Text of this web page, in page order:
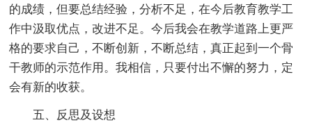
的成绩，但要总结经验，分析不足，在今后教育教学工
作中汲取优点，改进不足。今后我会在教学道路上更严
格的要求自己，不断创新，不断总结，真正起到一个骨
干教师的示范作用。我相信，只要付出不懈的努力，定
会有新的收获。
五、反思及设想